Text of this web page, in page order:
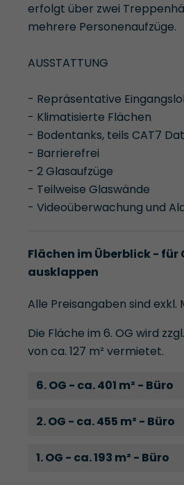
erfolgt über zwei
mehrere Personenaufzüge.
AUSSTATTUNG
- Repräsentative
- Klimatisierte Flächen
- Bodentanks, teils CAT7
- Barrierefrei
- 2 Glasaufzüge
- Teilweise Glaswände
- Videoüberwachung und
Flächen im Überblick -
ausklappen
Alle Preisangaben sind exkl.
Die Fläche im 6. OG wird
von ca. 127 m² vermietet.
6. OG - ca. 401 m² - Büro
2. OG - ca. 455 m² - Büro
1. OG - ca. 193 m² - Büro